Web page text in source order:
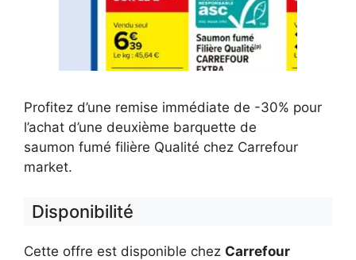
Profitez d’une remise immédiate de -30% pour
l’achat d’une deuxième barquette de
saumon fumé filière Qualité chez Carrefour
market.
Disponibilité
Cette offre est disponible chez Carrefour